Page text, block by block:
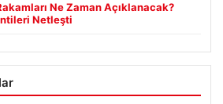
Ne Zaman Açıklanacak?
Netleşti